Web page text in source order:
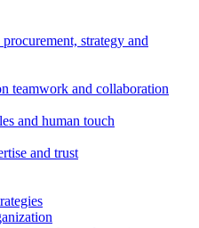
strategy and
teamwork and collaboration
and human touch
and trust